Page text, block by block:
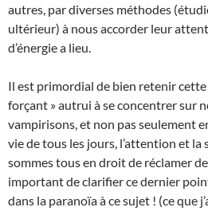
autres, par diverses méthodes
ultérieur) à nous accorder leur
d’énergie a lieu.
Il est primordial de bien retenir cette
forçant » autrui à se concentrer sur
vampirisons, et non pas seulement
vie de tous les jours, l’attention et la
sommes tous en droit de réclamer
important de clarifier ce dernier
dans la paranoïa à ce sujet ! (ce que